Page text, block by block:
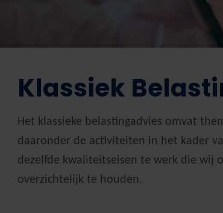
Klassiek
Het klassieke belastingadvies omvat
daaronder de activiteiten in het kader
dezelfde kwaliteitseisen te werk die wij
overzichtelijk te houden.